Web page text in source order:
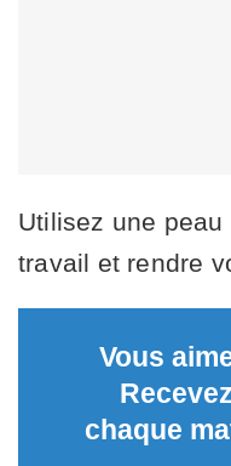
Utilisez une
travail et rendre
Vous
chaque